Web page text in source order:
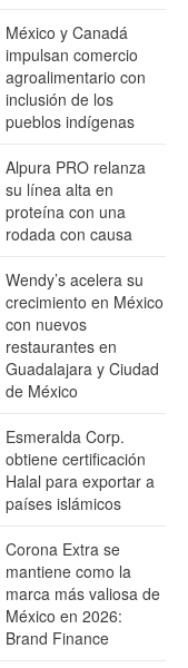
México y Canadá
impulsan comercio
agroalimentario con
inclusión de los
pueblos indígenas
Alpura PRO relanza
su línea alta en
proteína con una
rodada con causa
Wendy’s acelera su
crecimiento en México
con nuevos
restaurantes en
Guadalajara y Ciudad
de México
Esmeralda Corp.
obtiene certificación
Halal para exportar a
países islámicos
Corona Extra se
mantiene como la
marca más valiosa de
México en 2026:
Brand Finance